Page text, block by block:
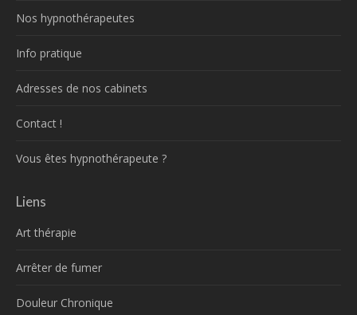
Nos hypnothérapeutes
Info pratique
Adresses de nos cabinets
Contact !
Vous êtes hypnothérapeute ?
Liens
Art thérapie
Arrêter de fumer
Douleur Chronique